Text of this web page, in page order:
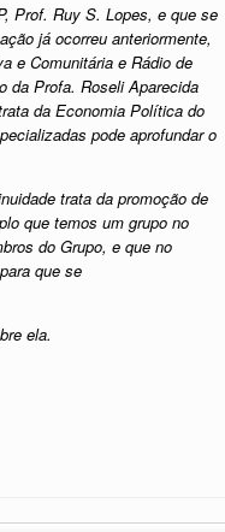
Prof. Ruy S. Lopes, e que se
já ocorreu anteriormente,
e Comunitária e Rádio de
da Profa. Roseli Aparecida
da Economia Política do
pode aprofundar o
trata da promoção de
que temos um grupo no
do Grupo, e que no
que se
ela.